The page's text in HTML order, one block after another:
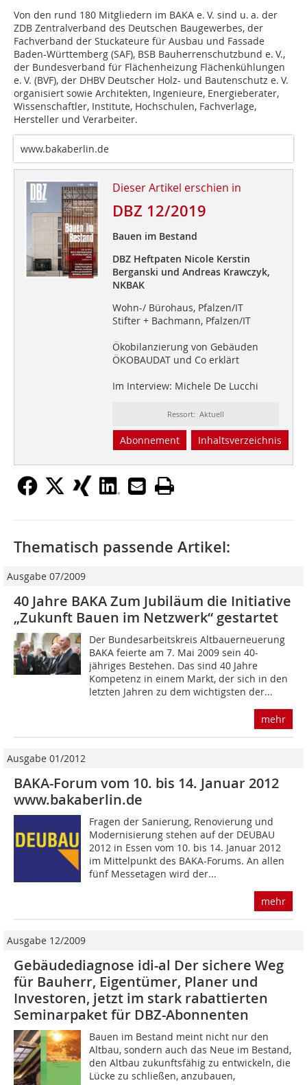
Von den rund 180 Mitgliedern im BAKA e. V. sind u. a. der
ZDB Zentralverband des Deutschen Baugewerbes, der
Fachverband der Stuckateure für Ausbau und Fassade
Baden-Württemberg (SAF), BSB Bauherrenschutzbund e. V.,
der Bundesverband für Flächenheizung Flächenkühlungen
e. V. (BVF), der DHBV Deutscher Holz- und Bautenschutz e. V.
organisiert sowie Architekten, Ingenieure, Energieberater,
Wissenschaftler, Institute, Hochschulen, Fachverlage,
Hersteller und Verarbeiter.
www.bakaberlin.de
Dieser Artikel erschien in
DBZ 12/2019
Bauen im Bestand
DBZ Heftpaten Nicole Kerstin
Berganski und Andreas Krawczyk,
NKBAK
Wohn-/ Bürohaus, Pfalzen/IT
Stifter + Bachmann, Pfalzen/IT
Ökobilanzierung von Gebäuden
ÖKOBAUDAT und Co erklärt
Im Interview: Michele De Lucchi
Ressort: Aktuell
Abonnement Inhaltsverzeichnis
Thematisch passende Artikel:
Ausgabe 07/2009
40 Jahre BAKA Zum Jubiläum die Initiative
„Zukunft Bauen im Netzwerk“ gestartet
Der Bundesarbeitskreis Altbauerneuerung
BAKA feierte am 7. Mai 2009 sein 40-
jähriges Bestehen. Das sind 40 Jahre
Kompetenz in einem Markt, der sich in den
letzten Jahren zu dem wichtigsten der...
mehr
Ausgabe 01/2012
BAKA-Forum vom 10. bis 14. Januar 2012
www.bakaberlin.de
Fragen der Sanierung, Renovierung und
Modernisierung stehen auf der DEUBAU
2012 in Essen vom 10. bis 14. Januar 2012
im Mittelpunkt des BAKA-Forums. An allen
fünf Messetagen wird der...
mehr
Ausgabe 12/2009
Gebäudediagnose idi-al Der sichere Weg
für Bauherr, Eigentümer, Planer und
Investoren, jetzt im stark rabattierten
Seminarpaket für DBZ-Abonnenten
Bauen im Bestand meint nicht nur den
Altbau, sondern auch das Neue im Bestand,
den Altbau zukunftsfähig zu entwickeln, die
Lücke zu schließen, anzubauen,